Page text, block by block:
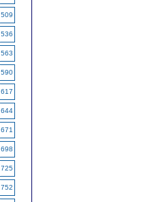
509
536
563
590
617
644
671
698
725
752